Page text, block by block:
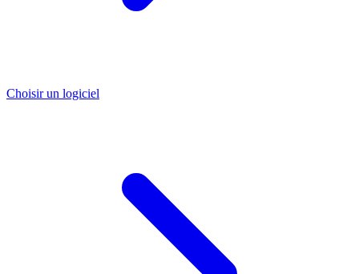
Choisir un logiciel